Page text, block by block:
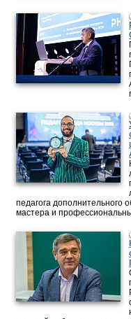
педагога дополнительного
мастера и